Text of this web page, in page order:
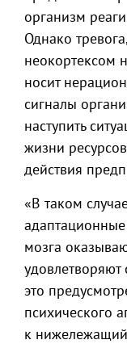
организм
Однако
неокортексом
носит
сигналы
наступить
жизни
действия
«В таком
мозга
это
психического
к